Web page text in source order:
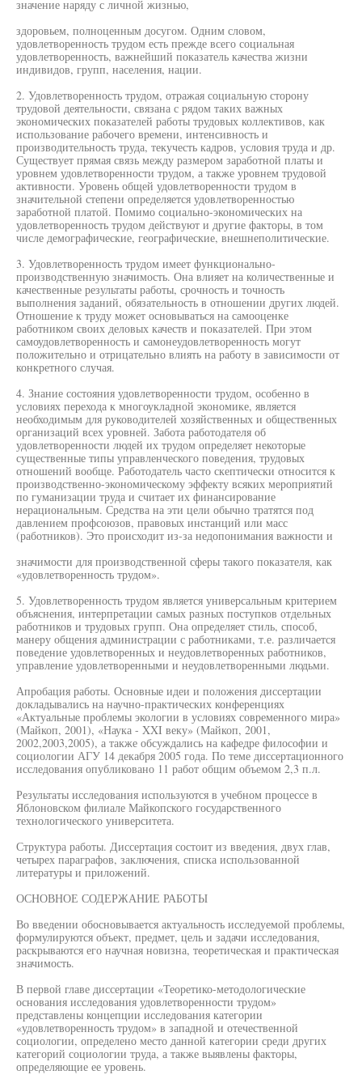
значение наряду с личной жизнью,
здоровьем, полноценным досугом. Одним словом,
удовлетворенность трудом есть прежде всего социальная
удовлетворенность, важнейший показатель качества жизни
индивидов, групп, населения, нации.
2. Удовлетворенность трудом, отражая социальную сторону
трудовой деятельности, связана с рядом таких важных
экономических показателей работы трудовых коллективов, как
использование рабочего времени, интенсивность и
производительность труда, текучесть кадров, условия труда и др.
Существует прямая связь между размером заработной платы и
уровнем удовлетворенности трудом, а также уровнем трудовой
активности. Уровень общей удовлетворенности трудом в
значительной степени определяется удовлетворенностью
заработной платой. Помимо социально-экономических на
удовлетворенность трудом действуют и другие факторы, в том
числе демографические, географические, внешнеполитические.
3. Удовлетворенность трудом имеет функционально-
производственную значимость. Она влияет на количественные и
качественные результаты работы, срочность и точность
выполнения заданий, обязательность в отношении других людей.
Отношение к труду может основываться на самооценке
работником своих деловых качеств и показателей. При этом
самоудовлетворенность и самонеудовлетворенность могут
положительно и отрицательно влиять на работу в зависимости от
конкретного случая.
4. Знание состояния удовлетворенности трудом, особенно в
условиях перехода к многоукладной экономике, является
необходимым для руководителей хозяйственных и общественных
организаций всех уровней. Забота работодателя об
удовлетворенности людей их трудом определяет некоторые
существенные типы управленческого поведения, трудовых
отношений вообще. Работодатель часто скептически относится к
производственно-экономическому эффекту всяких мероприятий
по гуманизации труда и считает их финансирование
нерациональным. Средства на эти цели обычно тратятся под
давлением профсоюзов, правовых инстанций или масс
(работников). Это происходит из-за недопонимания важности и
значимости для производственной сферы такого показателя, как
«удовлетворенность трудом».
5. Удовлетворенность трудом является универсальным критерием
объяснения, интерпретации самых разных поступков отдельных
работников и трудовых групп. Она определяет стиль, способ,
манеру общения администрации с работниками, т.е. различается
поведение удовлетворенных и неудовлетворенных работников,
управление удовлетворенными и неудовлетворенными людьми.
Апробация работы. Основные идеи и положения диссертации
докладывались на научно-практических конференциях
«Актуальные проблемы экологии в условиях современного мира»
(Майкоп, 2001), «Наука - XXI веку» (Майкоп, 2001,
2002,2003,2005), а также обсуждались на кафедре философии и
социологии АГУ 14 декабря 2005 года. По теме диссертационного
исследования опубликовано 11 работ общим объемом 2,3 п.л.
Результаты исследования используются в учебном процессе в
Яблоновском филиале Майкопского государственного
технологического университета.
Структура работы. Диссертация состоит из введения, двух глав,
четырех параграфов, заключения, списка использованной
литературы и приложений.
ОСНОВНОЕ СОДЕРЖАНИЕ РАБОТЫ
Во введении обосновывается актуальность исследуемой проблемы,
формулируются объект, предмет, цель и задачи исследования,
раскрываются его научная новизна, теоретическая и практическая
значимость.
В первой главе диссертации «Теоретико-методологические
основания исследования удовлетворенности трудом»
представлены концепции исследования категории
«удовлетворенность трудом» в западной и отечественной
социологии, определено место данной категории среди других
категорий социологии труда, а также выявлены факторы,
определяющие ее уровень.